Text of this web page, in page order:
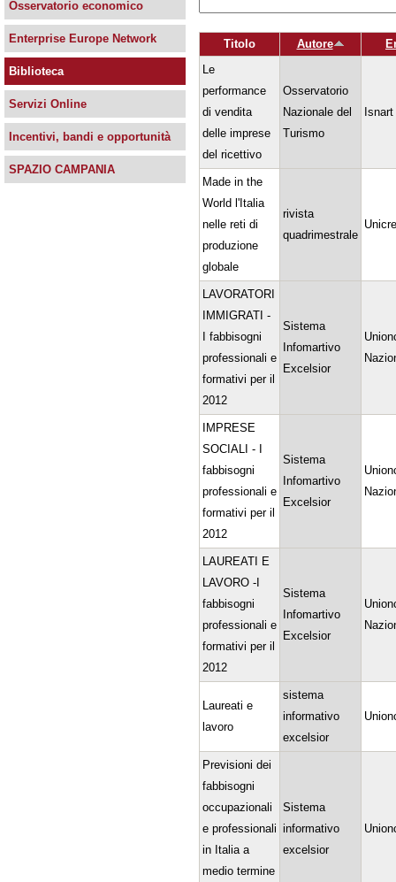
Titolo Autore
Le
performance
di vendita
delle imprese
del ricettivo
Osservatorio
Nazionale del
Turismo
Isnart
Made in the
World l'Italia
nelle reti di
produzione
globale
rivista
quadrimestrale
LAVORATORI
IMMIGRATI -
I fabbisogni
professionali e
formativi per il
2012
Sistema
Infomartivo
Excelsior
IMPRESE
SOCIALI - I
fabbisogni
professionali e
formativi per il
2012
Sistema
Infomartivo
Excelsior
LAUREATI E
LAVORO -I
fabbisogni
professionali e
formativi per il
2012
Sistema
Infomartivo
Excelsior
Laureati e
lavoro
sistema
informativo
excelsior
Previsioni dei
fabbisogni
occupazionali
e professionali
in Italia a
medio termine
Sistema
informativo
excelsior
Osservatorio economico
Enterprise Europe Network
Biblioteca
Servizi Online
Incentivi, bandi e opportunità
SPAZIO CAMPANIA